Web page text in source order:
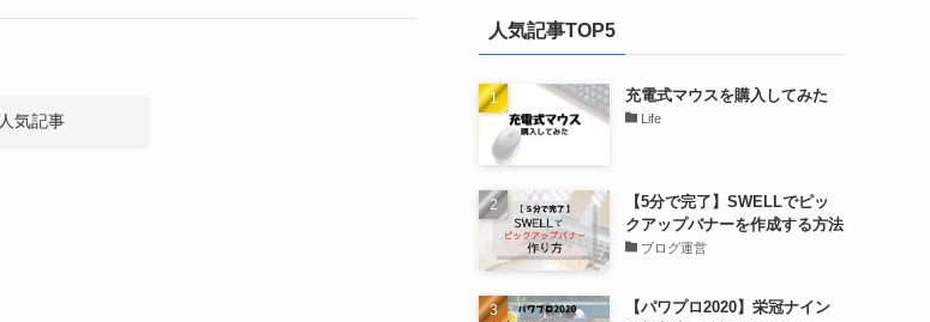
人気記事
人気記事TOP5
充電式マウスを購入してみた
Life
【5分で完了】SWELLでピッ
クアップバナーを作成する方法
ブログ運営
【パワプロ2020】栄冠ナイン